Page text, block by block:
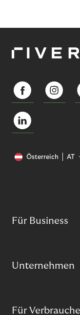
Österreich AT
Für Business
Unternehmen
Für